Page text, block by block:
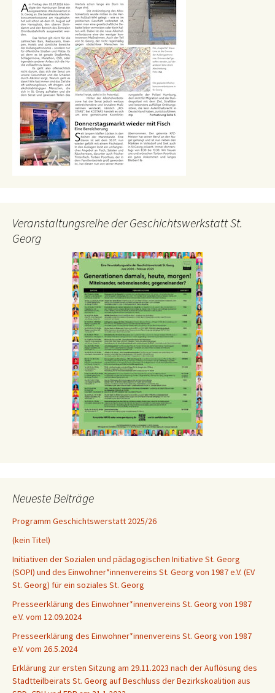
Veranstaltungsreihe der Geschichtswerkstatt St.
Georg
Neueste Beiträge
Programm Geschichtswerstatt 2025/26
(kein Titel)
Initiativen der Sozialen und pädagogischen Initiative St. Georg
(SOPI) und des Einwohner*innenvereins St. Georg von 1987 e.V. (EV
St. Georg) für ein soziales St. Georg
Presseerklärung des Einwohner*innenvereins St. Georg von 1987
e.V. vom 12.09.2024
Presseerklärung des Einwohner*innenvereins St. Georg von 1987
e.V. vom 26.5.2024
Erklärung zur ersten Sitzung am 29.11.2023 nach der Auflösung des
Stadtteilbeirats St. Georg auf Beschluss der Bezirkskoalition aus